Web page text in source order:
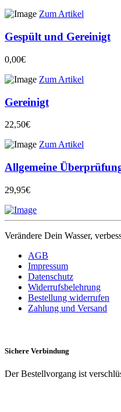
Zum Artikel
Gespült und Gereinigt
0,00€
Zum Artikel
Gereinigt
22,50€
Zum Artikel
Allgemeine
29,95€
Verändere Dein Wasser,
AGB
Impressum
Datenschutz
Widerrufsbelehrung
Bestellung widerrufen
Zahlung und Versand
Sichere Verbindung
Der Bestellvorgang ist